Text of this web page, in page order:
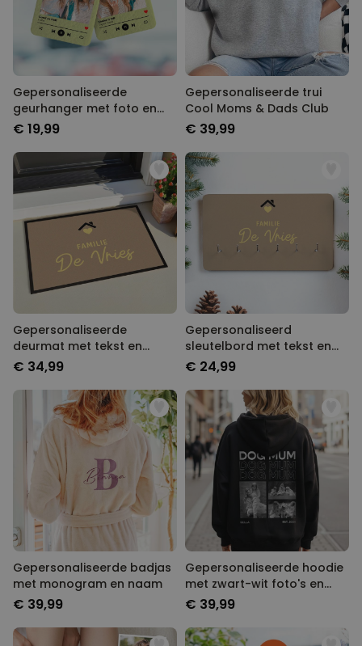
Gepersonaliseerde
geurhanger met foto en
liedje set van 2
€ 19,99
Gepersonaliseerde trui
Cool Moms & Dads Club
€ 39,99
Gepersonaliseerde
deurmat met tekst en
symbool
€ 34,99
Gepersonaliseerd
sleutelbord met tekst en
symbool
€ 24,99
Gepersonaliseerde badjas
met monogram en naam
€ 39,99
Gepersonaliseerde hoodie
met zwart-wit foto's en
tekst
€ 39,99